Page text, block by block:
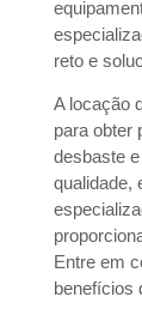
reto e
A locação
para obter
desbaste
qualidade,
Entre em
benefícios